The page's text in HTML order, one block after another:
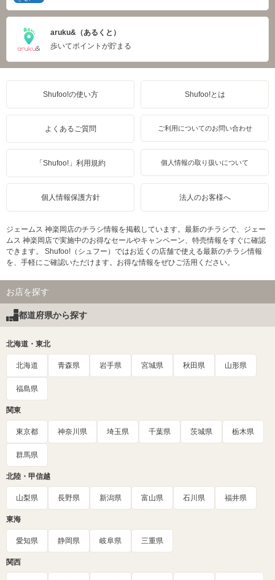
aruku&（あるくと）
歩いてポイントが貯まる
Shufoo!の使い方 Shufoo!とは
よくあるご質問 ご利用についてのお問い合わせ
「Shufoo!」利用規約 個人情報の取り扱いについて
個人情報保護方針 法人のお客様へ
ジェームス 神楽岡店のチラシ情報を掲載しています。最新のチラシで、ジェー
ムス 神楽岡店で実施中のお得なセールやキャンペーン、特売情報をすぐに確認
できます。 Shufoo!（シュフー）ではお近くの店舗で使える最新のチラシ情報
を、手軽にご確認いただけます。お得な情報をぜひご活用ください。
お店を探す
都道府県から探す
北海道・東北
北海道 青森県 岩手県 宮城県 秋田県 山形県
福島県
関東
東京都 神奈川県 埼玉県 千葉県 茨城県 栃木県
群馬県
北陸・甲信越
山梨県 長野県 新潟県 富山県 石川県 福井県
東海
愛知県 静岡県 岐阜県 三重県
関西